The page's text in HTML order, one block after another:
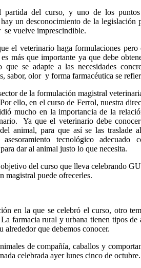
del curso, y uno de los puntos
un desconocimiento de la
se vuelve imprescindible.
el veterinario haga formulaciones
más que importante ya que debe
que se adapte a las necesidades
sabor, olor y forma farmacéutica se
de la formulación magistral
ello, en el curso de Ferrol, nuestra
mucho en la importancia de la
Ya que el veterinario debe
animal, para que así se las traslade
tecnológico adecuado
dar al animal justo lo que necesita.
del curso que lleva celebrando
magistral puede ofrecerles.
en la que se celebró el curso, otro
farmacia rural y urbana tienen tipos de
alrededor que debemos conocer.
de compañía, caballos y
celebrada ayer lunes cinco de octubre.